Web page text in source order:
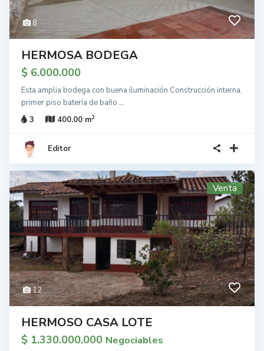
8
HERMOSA BODEGA
$ 6.000.000
Esta amplia bodega con buena iluminación Construcción interna,
primer piso batería de baño ...
3
400.00 m2
Editor
12
Venta
HERMOSO CASA LOTE
$ 1.330.000.000 Negociables